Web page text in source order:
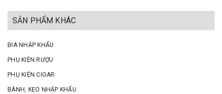
SẢN PHẨM KHÁC
BIA NHẬP KHẨU
PHỤ KIỆN RƯỢU
PHỤ KIỆN CIGAR
BÁNH, KẸO NHẬP KHẨU